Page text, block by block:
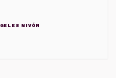
NIVÓN